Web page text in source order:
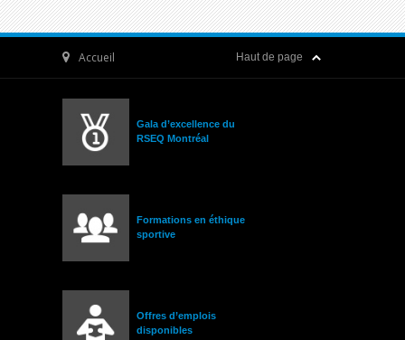
Accueil Haut de page
Gala d’excellence du
RSEQ Montréal
Formations en éthique
sportive
Offres d’emplois
disponibles